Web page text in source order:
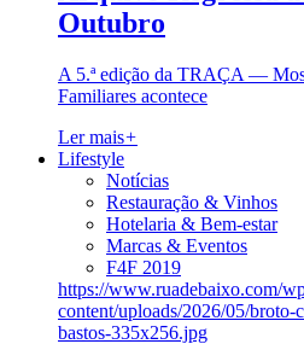
Outubro
A 5.ª edição da TRAÇA —
Familiares acontece
Ler mais+
Lifestyle
Notícias
Restauração & Vinhos
Hotelaria & Bem-estar
Marcas & Eventos
F4F 2019
https://www.ruadebaixo.com/
content/uploads/2026/05/broto-
bastos-335x256.jpg